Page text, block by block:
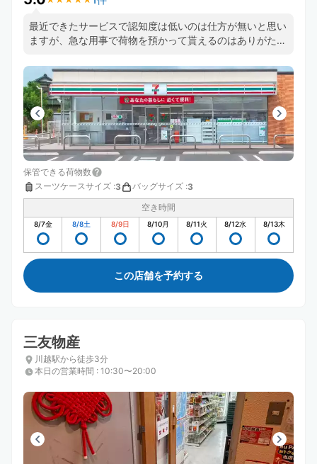
dates.
dates.
最近できたサービスで認知度は低いのは仕方が無いと思い
ますが、急な用事で荷物を預かって貰えるのはありがたい
保管できる荷物数
スーツケースサイズ :3 バッグサイズ :3
空き時間
8/7金 8/8土 8/9日 8/10月 8/11火 8/12水 8/13木
この店舗を予約する
三友物産
川越駅から徒歩3分
本日の営業時間 : 10:30〜20:00